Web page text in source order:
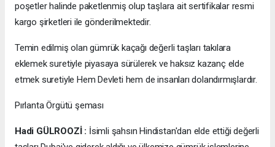
poşetler halinde paketlenmiş olup taşlara ait sertifikalar resmi
kargo şirketleri ile gönderilmektedir.
Temin edilmiş olan gümrük kaçağı değerli taşları takılara
eklemek suretiyle piyasaya sürülerek ve haksız kazanç elde
etmek suretiyle Hem Devleti hem de insanları dolandırmışlardır.
Pırlanta Örgütü şeması
Hadi GÜLROOZİ : İsimli şahsın Hindistan'dan elde ettiği değerli